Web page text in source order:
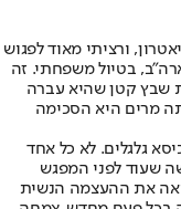
ורציתי מאוד לפגוש
בטיול משפחתי. זה
שבץ קטן שהיא עברה
בתה מרים היא הסכימה
גלגלים. לא כל אחד
שעוד לפני המפגש
את ההעצמה הנשית